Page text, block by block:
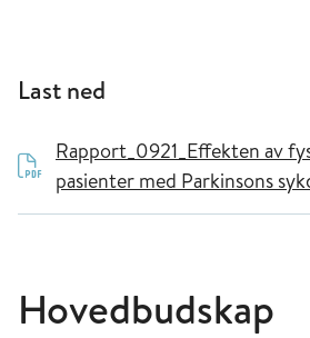
Last ned
Rapport_0921_Effekten av
pasienter med Parkinsons
Hovedbudskap